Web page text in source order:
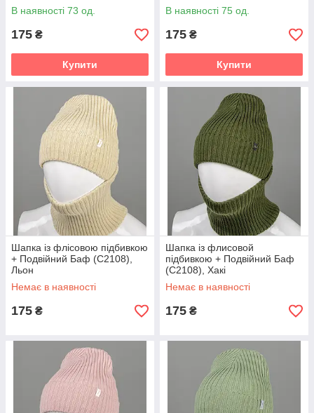
В наявності 73 од.
175 ₴
Купити
В наявності 75 од.
175 ₴
Купити
Шапка із флісовою підбивкою
+ Подвійний Баф (С2108),
Льон
Немає в наявності
175 ₴
Шапка із флисовой
підбивкою + Подвійний Баф
(С2108), Хакі
Немає в наявності
175 ₴